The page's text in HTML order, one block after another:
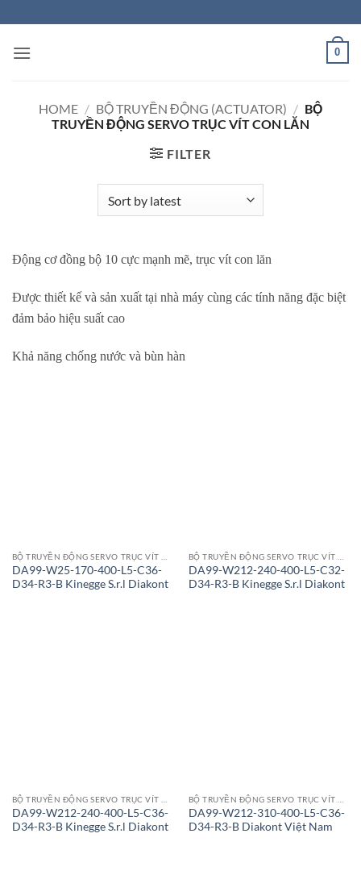
to
content
0
HOME / BỘ TRUYỀN ĐỘNG (ACTUATOR) / BỘ
TRUYỀN ĐỘNG SERVO TRỤC VÍT CON LĂN
FILTER
Động cơ đồng bộ 10 cực mạnh mẽ, trục vít con lăn
Được thiết kế và sản xuất tại nhà máy cùng các tính năng đặc biệt
đảm bảo hiệu suất cao
Khả năng chống nước và bùn hàn
BỘ TRUYỀN ĐỘNG SERVO TRỤC VÍT CON LĂN
DA99-W25-170-400-L5-C36-
D34-R3-B Kinegge S.r.l Diakont
BỘ TRUYỀN ĐỘNG SERVO TRỤC VÍT CON LĂN
DA99-W212-240-400-L5-C32-
D34-R3-B Kinegge S.r.l Diakont
DA99-W212-240-400-L5-C36-
D34-R3-B Kinegge S.r.l Diakont
DA99-W212-310-400-L5-C36-
D34-R3-B Diakont Việt Nam